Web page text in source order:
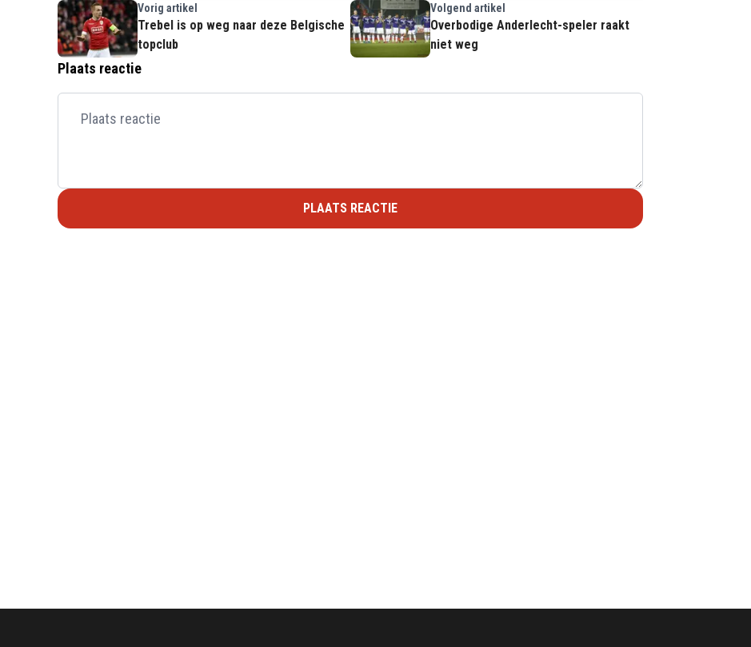
Vorig artikel
Trebel is op weg naar deze Belgische
topclub
Volgend artikel
Overbodige Anderlecht-speler raakt
niet weg
Plaats reactie
PLAATS REACTIE